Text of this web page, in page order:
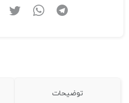
توضیحات